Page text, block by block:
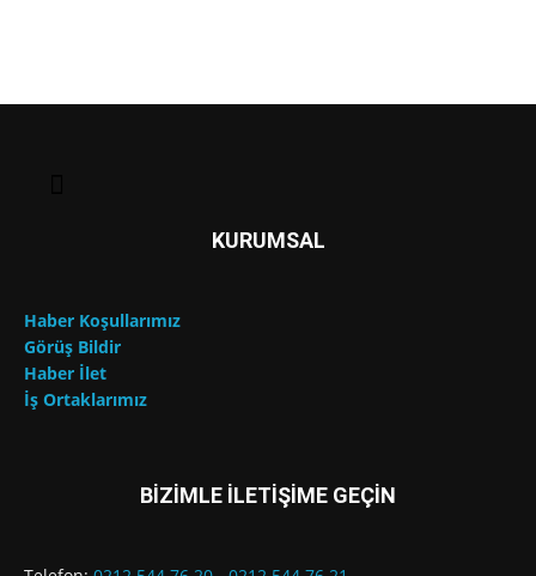
KURUMSAL
Haber Koşullarımız
Görüş Bildir
Haber İlet
İş Ortaklarımız
BİZİMLE İLETİŞİME GEÇİN